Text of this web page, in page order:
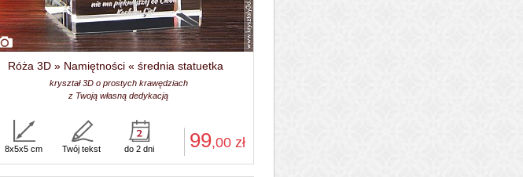
Róża 3D » Namiętności « średnia statuetka
kryształ 3D o prostych krawędziach
z Twoją własną dedykacją
99,00zł
8x5x5 cm Twój tekst do 2 dni